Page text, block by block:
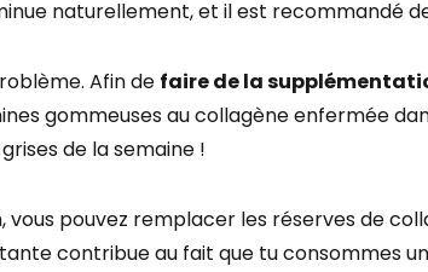
naturellement, et il est recommandé
Afin de faire de la
gommeuses au collagène enfermée
de la semaine !
pouvez remplacer les réserves de
contribue au fait que tu consommes